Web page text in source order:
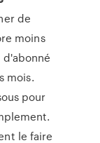
de
moins
mois.
pour
le faire